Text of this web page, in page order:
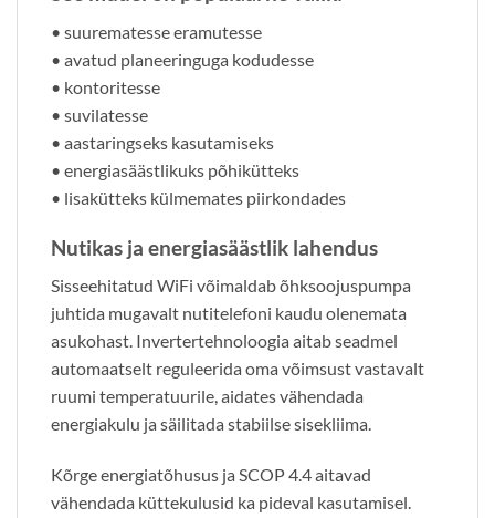
• suurematesse eramutesse
• avatud planeeringuga kodudesse
• kontoritesse
• suvilatesse
• aastaringseks kasutamiseks
• energiasäästlikuks põhikütteks
• lisakütteks külmemates piirkondades
Nutikas ja energiasäästlik lahendus
Sisseehitatud WiFi võimaldab õhksoojuspumpa
juhtida mugavalt nutitelefoni kaudu olenemata
asukohast. Invertertehnoloogia aitab seadmel
automaatselt reguleerida oma võimsust vastavalt
ruumi temperatuurile, aidates vähendada
energiakulu ja säilitada stabiilse sisekliima.
Kõrge energiatõhusus ja SCOP 4.4 aitavad
vähendada küttekulusid ka pideval kasutamisel.